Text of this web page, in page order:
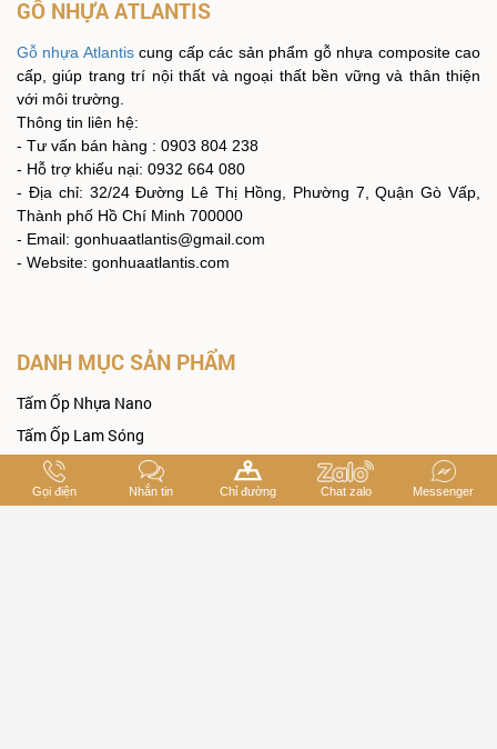
GỖ NHỰA ATLANTIS
Gỗ nhựa Atlantiscung cấp các sản phẩm gỗ nhựa composite cao
cấp, giúp trang trí nội thất và ngoại thất bền vững và thân thiện
với môi trường.
Thông tin liên hệ:
- Tư vấn bán hàng : 0903 804 238
- Hỗ trợ khiếu nại: 0932 664 080
- Địa chỉ: 32/24 Đường Lê Thị Hồng, Phường 7, Quận Gò Vấp,
Thành phố Hồ Chí Minh 700000
- Email: gonhuaatlantis@gmail.com
- Website: gonhuaatlantis.com
DANH MỤC SẢN PHẨM
Tấm Ốp Nhựa Nano
Tấm Ốp Lam Sóng
Ván Nhựa PVC 3 Lớp
Sàn Chịu Lực
Gọi điện Nhắn tin Chỉ đường Chat zalo Messenger